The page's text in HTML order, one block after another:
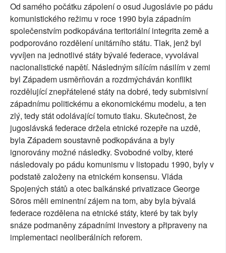
Od samého počátku zápolení o osud Jugoslávie po pádu
komunistického režimu v roce 1990 byla západním
společenstvím podkopávána teritoriální integrita země a
podporováno rozdělení unitárního státu. Tlak, jenž byl
vyvíjen na jednotlivé státy bývalé federace, vyvolával
nacionalistické napětí. Následným sílícím násilím v zemi
byl Západem usměrňován a rozdmýcháván konflikt
rozdělující znepřátelené státy na dobré, tedy submisivní
západnímu politickému a ekonomickému modelu, a ten
zlý, tedy stát odolávající tomuto tlaku. Skutečnost, že
jugoslávská federace držela etnické rozepře na uzdě,
byla Západem soustavně podkopávána a byly
ignorovány možné následky. Svobodné volby, které
následovaly po pádu komunismu v listopadu 1990, byly v
podstatě založeny na etnickém konsensu. Vláda
Spojených států a otec balkánské privatizace George
Söros měli eminentní zájem na tom, aby byla bývalá
federace rozdělena na etnické státy, které by tak byly
snáze podmaněny západními investory a připraveny na
implementaci neoliberálních reforem.